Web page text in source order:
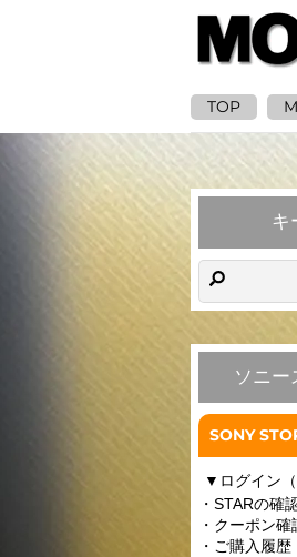
TOP
キ
ソニー
SONY
▼ ログイン
・STARの確
・クーポン
・ご購入履歴